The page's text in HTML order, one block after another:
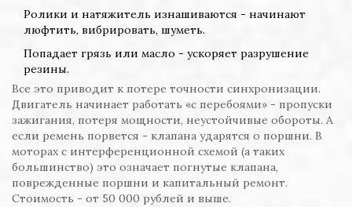
Ролики и натяжитель изнашиваются - начинают
люфтить, вибрировать, шуметь.
Попадает грязь или масло - ускоряет разрушение
резины.
Все это приводит к потере точности синхронизации.
Двигатель начинает работать «с перебоями» - пропуски
зажигания, потеря мощности, неустойчивые обороты. А
если ремень порвется - клапана ударятся о поршни. В
моторах с интерференционной схемой (а таких
большинство) это означает погнутые клапана,
поврежденные поршни и капитальный ремонт.
Стоимость - от 50 000 рублей и выше.